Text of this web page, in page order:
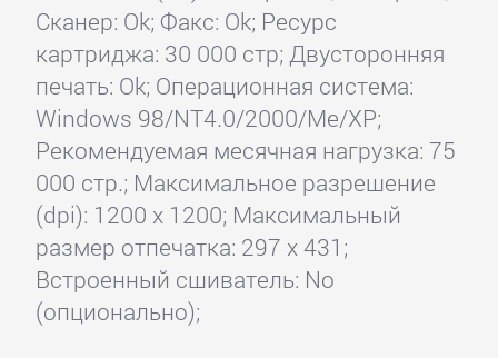
Сканер: Ok; Факс: Ok; Ресурс
картриджа: 30 000 стр; Двусторонняя
печать: Ok; Операционная система:
Windows 98/NT4.0/2000/Me/XP;
Рекомендуемая месячная нагрузка: 75
000 стр.; Максимальное разрешение
(dpi): 1200 x 1200; Максимальный
размер отпечатка: 297 x 431;
Встроенный сшиватель: No
(опционально);